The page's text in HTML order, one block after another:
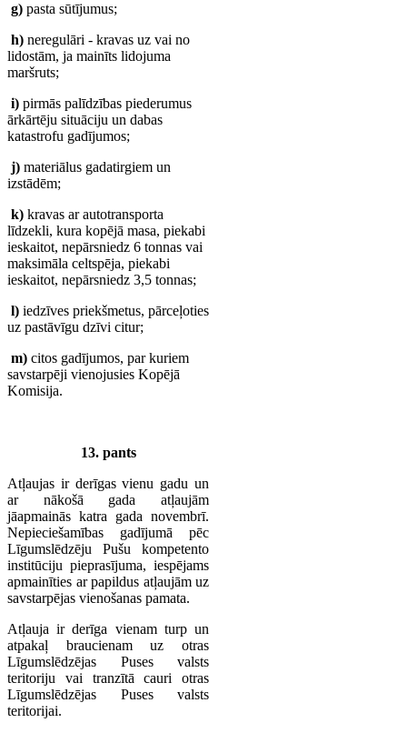
g) pasta sūtījumus;
h) neregulāri - kravas uz vai no
lidostām, ja mainīts lidojuma
maršruts;
i) pirmās palīdzības piederumus
ārkārtēju situāciju un dabas
katastrofu gadījumos;
j) materiālus gadatirgiem un
izstādēm;
k) kravas ar autotransporta
līdzekli, kura kopējā masa, piekabi
ieskaitot, nepārsniedz 6 tonnas vai
maksimāla celtspēja, piekabi
ieskaitot, nepārsniedz 3,5 tonnas;
l) iedzīves priekšmetus, pārceļoties
uz pastāvīgu dzīvi citur;
m) citos gadījumos, par kuriem
savstarpēji vienojusies Kopējā
Komisija.
13. pants
Atļaujas ir derīgas vienu gadu un
ar nākošā gada atļaujām
jāapmainās katra gada novembrī.
Nepieciešamības gadījumā pēc
Līgumslēdzēju Pušu kompetento
institūciju pieprasījuma, iespējams
apmainīties ar papildus atļaujām uz
savstarpējas vienošanas pamata.
Atļauja ir derīga vienam turp un
atpakaļ braucienam uz otras
Līgumslēdzējas Puses valsts
teritoriju vai tranzītā cauri otras
Līgumslēdzējas Puses valsts
teritorijai.